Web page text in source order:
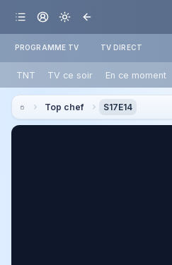
PROGRAMME TV TV DIRECT
TNT TV ce soir En ce moment
Top chef S17E14